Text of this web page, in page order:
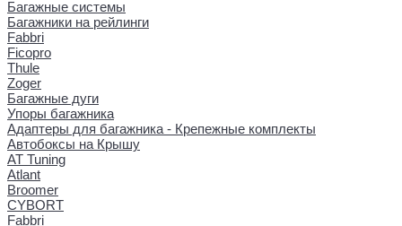
Багажные системы
Багажники на рейлинги
Fabbri
Ficopro
Thule
Zoger
Багажные дуги
Упоры багажника
Адаптеры для багажника - Крепежные комплекты
Автобоксы на Крышу
AT Tuning
Atlant
Broomer
CYBORT
Fabbri